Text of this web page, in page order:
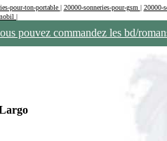
pour-ton-portable | 20000-sonneries-pour-gsm | 20000-
|
pouvez commandez les bd/